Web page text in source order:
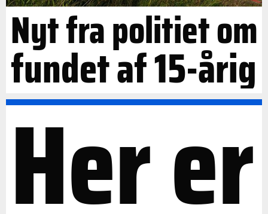
Nyt fra politiet om
fundet af 15-årig
Her er